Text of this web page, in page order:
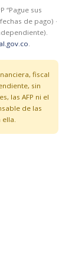
“Pague sus
de pago) ·
fiscal
sin
las AFP ni el
de las
ella.